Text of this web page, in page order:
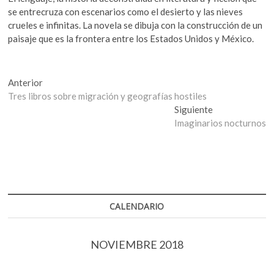
se entrecruza con escenarios como el desierto y las nieves
crueles e infinitas. La novela se dibuja con la construcción de un
paisaje que es la frontera entre los Estados Unidos y México.
Navegación
de
AnteriorEntrada
anterior:
Tres libros sobre migración y geografías hostiles
SiguienteEntrada
siguiente:
Imaginarios nocturnos
CALENDARIO
NOVIEMBRE 2018